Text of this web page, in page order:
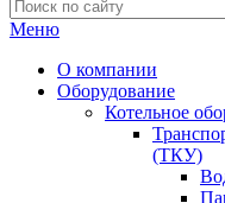
Меню
О компании
Оборудование
Котельное
(ТКУ)